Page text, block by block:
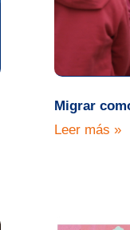
Migrar
Leer más »